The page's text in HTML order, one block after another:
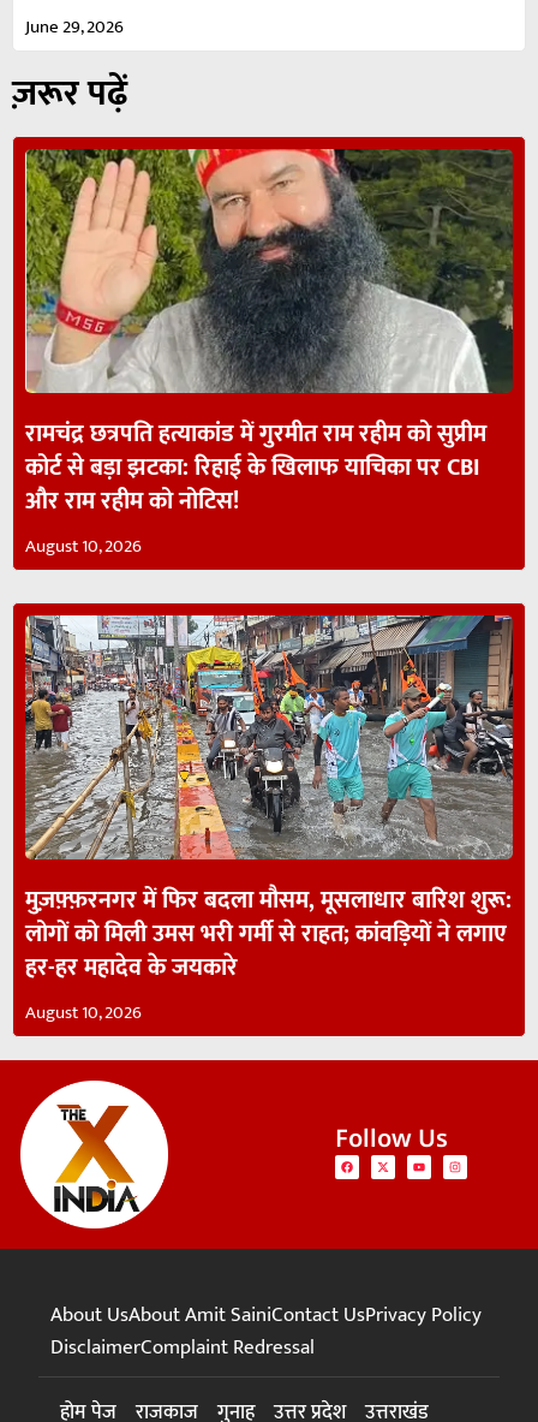
June 29, 2026
ज़रूर पढ़ें
रामचंद्र छत्रपति हत्याकांड में गुरमीत राम रहीम को सुप्रीम
कोर्ट से बड़ा झटका: रिहाई के खिलाफ याचिका पर CBI
और राम रहीम को नोटिस!
August 10, 2026
मुज़फ़्फ़रनगर में फिर बदला मौसम, मूसलाधार बारिश शुरू:
लोगों को मिली उमस भरी गर्मी से राहत; कांवड़ियों ने लगाए
हर-हर महादेव के जयकारे
August 10, 2026
Follow Us
About UsAbout Amit SainiContact UsPrivacy Policy
DisclaimerComplaint Redressal
होम पेज राजकाज गुनाह उत्तर प्रदेश उत्तराखंड